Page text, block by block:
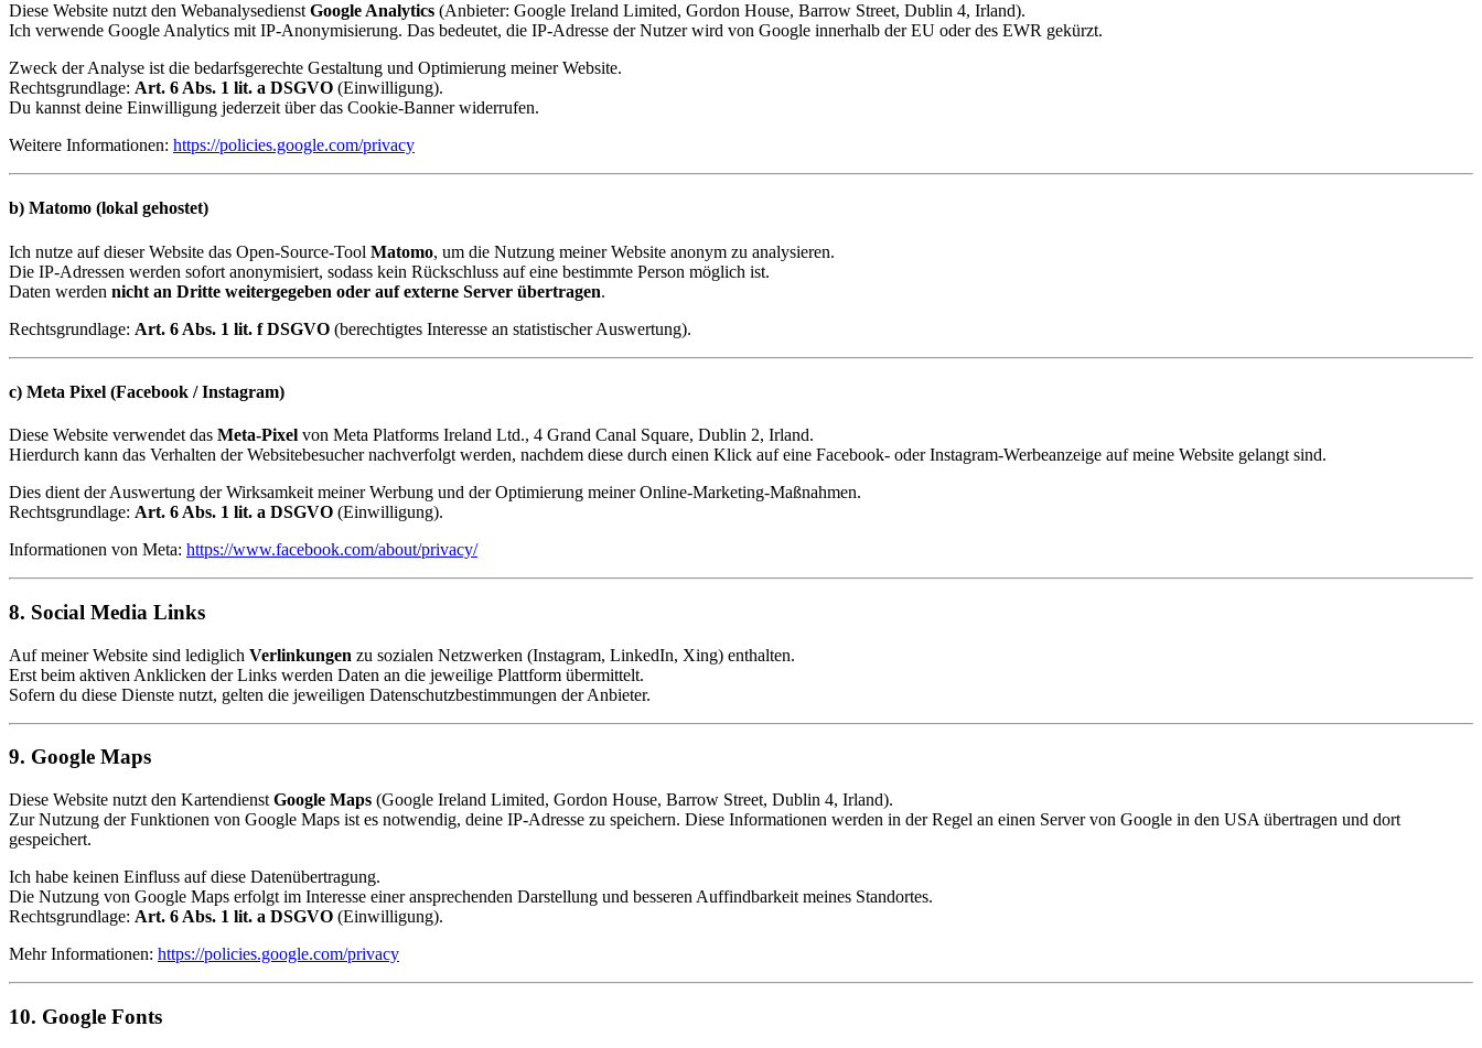
Diese Website nutzt den Webanalysedienst Google Analytics (Anbieter: Google Ireland Limited, Gordon House, Barrow Street, Dublin 4, Irland).
Ich verwende Google Analytics mit IP-Anonymisierung. Das bedeutet, die IP-Adresse der Nutzer wird von Google innerhalb der EU oder des EWR gekürzt.
Zweck der Analyse ist die bedarfsgerechte Gestaltung und Optimierung meiner Website.
Rechtsgrundlage: Art. 6 Abs. 1 lit. a DSGVO (Einwilligung).
Du kannst deine Einwilligung jederzeit über das Cookie-Banner widerrufen.
Weitere Informationen: https://policies.google.com/privacy
b) Matomo (lokal gehostet)
Ich nutze auf dieser Website das Open-Source-Tool Matomo, um die Nutzung meiner Website anonym zu analysieren.
Die IP-Adressen werden sofort anonymisiert, sodass kein Rückschluss auf eine bestimmte Person möglich ist.
Daten werden nicht an Dritte weitergegeben oder auf externe Server übertragen.
Rechtsgrundlage: Art. 6 Abs. 1 lit. f DSGVO (berechtigtes Interesse an statistischer Auswertung).
c) Meta Pixel (Facebook / Instagram)
Diese Website verwendet das Meta-Pixel von Meta Platforms Ireland Ltd., 4 Grand Canal Square, Dublin 2, Irland.
Hierdurch kann das Verhalten der Websitebesucher nachverfolgt werden, nachdem diese durch einen Klick auf eine Facebook- oder Instagram-Werbeanzeige auf meine Website gelangt sind.
Dies dient der Auswertung der Wirksamkeit meiner Werbung und der Optimierung meiner Online-Marketing-Maßnahmen.
Rechtsgrundlage: Art. 6 Abs. 1 lit. a DSGVO (Einwilligung).
Informationen von Meta: https://www.facebook.com/about/privacy/
8. Social Media Links
Auf meiner Website sind lediglich Verlinkungen zu sozialen Netzwerken (Instagram, LinkedIn, Xing) enthalten.
Erst beim aktiven Anklicken der Links werden Daten an die jeweilige Plattform übermittelt.
Sofern du diese Dienste nutzt, gelten die jeweiligen Datenschutzbestimmungen der Anbieter.
9. Google Maps
Diese Website nutzt den Kartendienst Google Maps (Google Ireland Limited, Gordon House, Barrow Street, Dublin 4, Irland).
Zur Nutzung der Funktionen von Google Maps ist es notwendig, deine IP-Adresse zu speichern. Diese Informationen werden in der Regel an einen Server von Google in den USA übertragen und dort
gespeichert.
Ich habe keinen Einfluss auf diese Datenübertragung.
Die Nutzung von Google Maps erfolgt im Interesse einer ansprechenden Darstellung und besseren Auffindbarkeit meines Standortes.
Rechtsgrundlage: Art. 6 Abs. 1 lit. a DSGVO (Einwilligung).
Mehr Informationen: https://policies.google.com/privacy
10. Google Fonts